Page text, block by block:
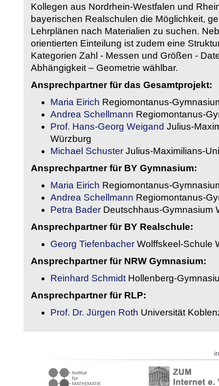
Kollegen aus Nordrhein-Westfalen und
bayerischen Realschulen die Möglichkeit,
Lehrplänen nach Materialien zu suchen.
orientierten Einteilung ist zudem eine
Kategorien Zahl - Messen und Größen -
Abhängigkeit – Geometrie wählbar.
Ansprechpartner für das Gesamtprojekt:
Maria Eirich Regiomontanus-
Andrea Schellmann Regiomontanus-
Prof. Hans-Georg Weigand Julius-
Würzburg
Michael Schuster Julius-Maximilians-
Ansprechpartner für BY Gymnasium:
Maria Eirich Regiomontanus-
Andrea Schellmann Regiomontanus-
Petra Bader Deutschhaus-Gymnasium
Ansprechpartner für BY Realschule:
Georg Tiefenbacher Wolffskeel-Schule
Ansprechpartner für NRW Gymnasium:
Reinhard Schmidt Hollenberg-
Ansprechpartner für RLP:
Prof. Dr. Jürgen Roth Universität